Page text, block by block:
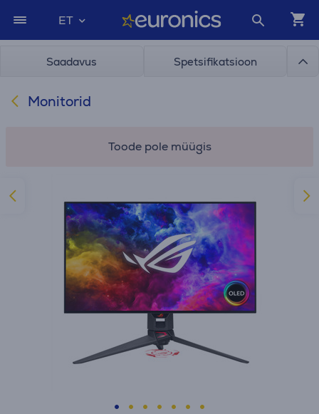
ET
Saadavus Spetsifikatsioon
Monitorid
Toode pole müügis